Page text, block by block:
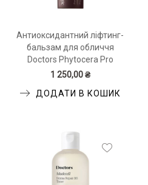
Антиоксидантний ліфтинг-
бальзам для обличчя
Doctors Phytocera Pro
Antioxidant 10X Lifting Balm
1 250,00 ₴
ДОДАТИ В КОШИК